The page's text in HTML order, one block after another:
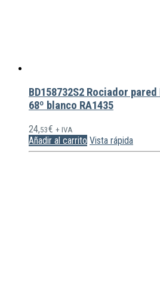
BD158732S2 Rociador pared
68º blanco RA1435
24,53€ + IVA
Añadir al carrito Vista rápida